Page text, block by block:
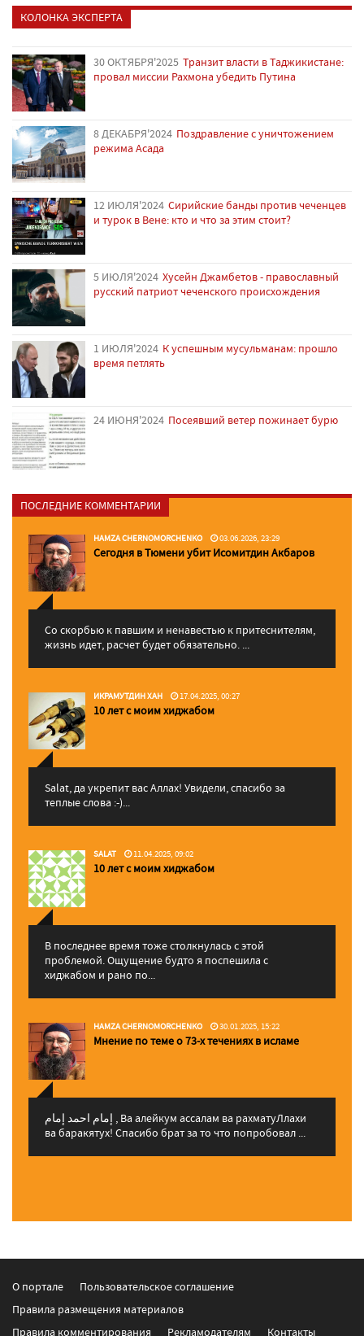
КОЛОНКА ЭКСПЕРТА
30 ОКТЯБРЯ'2025 Транзит власти в Таджикистане:
провал миссии Рахмона убедить Путина
8 ДЕКАБРЯ'2024 Поздравление с уничтожением
режима Асада
12 ИЮЛЯ'2024 Сирийские банды против чеченцев
и турок в Вене: кто и что за этим стоит?
5 ИЮЛЯ'2024 Хусейн Джамбетов - православный
русский патриот чеченского происхождения
1 ИЮЛЯ'2024 К успешным мусульманам: прошло
время петлять
24 ИЮНЯ'2024 Посеявший ветер пожинает бурю
ПОСЛЕДНИЕ КОММЕНТАРИИ
HAMZA CHERNOMORCHENKO 03.06.2026, 23:29
Сегодня в Тюмени убит Исомитдин Акбаров
Со скорбью к павшим и ненавестью к притеснителям,
жизнь идет, расчет будет обязательно. ...
ИКРАМУТДИН ХАН 17.04.2025, 00:27
10 лет с моим хиджабом
Salat, да укрепит вас Аллаx! Увидели, спасибо за
теплые слова :-)...
SALAT 11.04.2025, 09:02
10 лет с моим хиджабом
В последнее время тоже столкнулась с этой
проблемой. Ощущение будто я поспешила с
хиджабом и рано по...
HAMZA CHERNOMORCHENKO 30.01.2025, 15:22
Мнение по теме о 73-х течениях в исламе
إمام احمد إمام , Ва алейкум ассалам ва рахматуЛлахи
ва баракятух! Спасибо брат за то что попробовал ...
О портале
Пользовательское соглашение
Правила размещения материалов
Правила комментирования
Рекламодателям Контакты